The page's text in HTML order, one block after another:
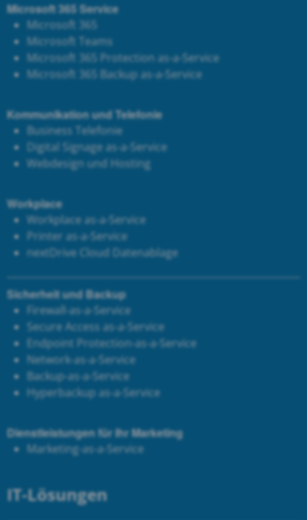
Microsoft 365 Service
Microsoft 365
Microsoft Teams
Microsoft 365 Protection as-a-Service
Microsoft 365 Backup as-a-Service
Kommunikation und Telefonie
Business Telefonie
Digital Signage as-a-Service
Webdesign und Hosting
Workplace
Workplace as-a-Service
Printer as-a-Service
nextDrive Cloud Datenablage
Sicherheit und Backup
Firewall-as-a-Service
Secure Access as-a-Service
Endpoint Protection-as-a-Service
Network-as-a-Service
Backup-as-a-Service
Hyperbackup as-a-Service
Dienstleistungen für Ihr Marketing
Marketing-as-a-Service
IT-Lösungen